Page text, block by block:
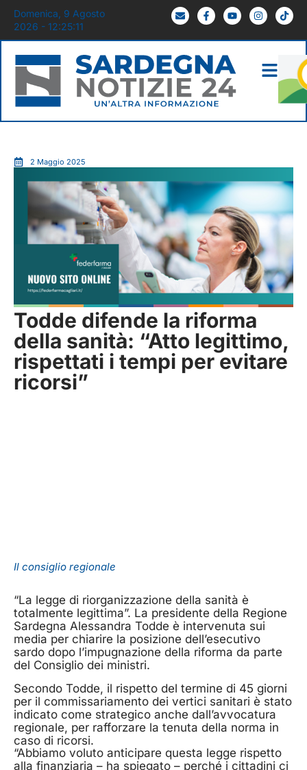
Domenica, 9 Agosto
2026 - 12:25:12
2 Maggio 2025
Todde difende la riforma
della sanità: “Atto legittimo,
rispettati i tempi per evitare
ricorsi”
Il consiglio regionale
“La legge di riorganizzazione della sanità è
totalmente legittima”. La presidente della Regione
Sardegna Alessandra Todde è intervenuta sui
media per chiarire la posizione dell’esecutivo
sardo dopo l’impugnazione della riforma da parte
del Consiglio dei ministri.
Secondo Todde, il rispetto del termine di 45 giorni
per il commissariamento dei vertici sanitari è stato
indicato come strategico anche dall’avvocatura
regionale, per rafforzare la tenuta della norma in
caso di ricorsi.
“Abbiamo voluto anticipare questa legge rispetto
alla finanziaria – ha spiegato – perché i cittadini ci